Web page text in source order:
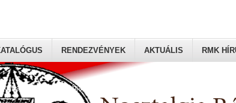
Magyaroszági Klubja
RENDEZVÉNYEK AKTUÁLIS RMK